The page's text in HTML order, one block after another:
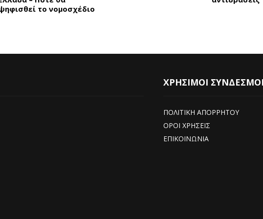
το νομοσχέδιο
ΧΡΗΣΙΜΟΙ
ΠΟΛΙΤΙΚΗ ΑΠΟΡΡΗΤΟΥ
ΟΡΟΙ ΧΡΗΣΕΙΣ
ΕΠΙΚΟΙΝΩΝΙΑ